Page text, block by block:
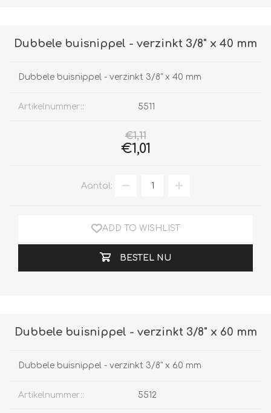
Dubbele buisnippel - verzinkt 3/8" x 40 mm
Dubbele buisnippel - verzinkt 3/8" x 40 mm
Artikelnummer:: 5511
€1,11
€1,01
Aantal:
ADD TO WISHLIST
BESTEL NU
Dubbele buisnippel - verzinkt 3/8" x 60 mm
Dubbele buisnippel - verzinkt 3/8" x 60 mm
Artikelnummer:: 5512